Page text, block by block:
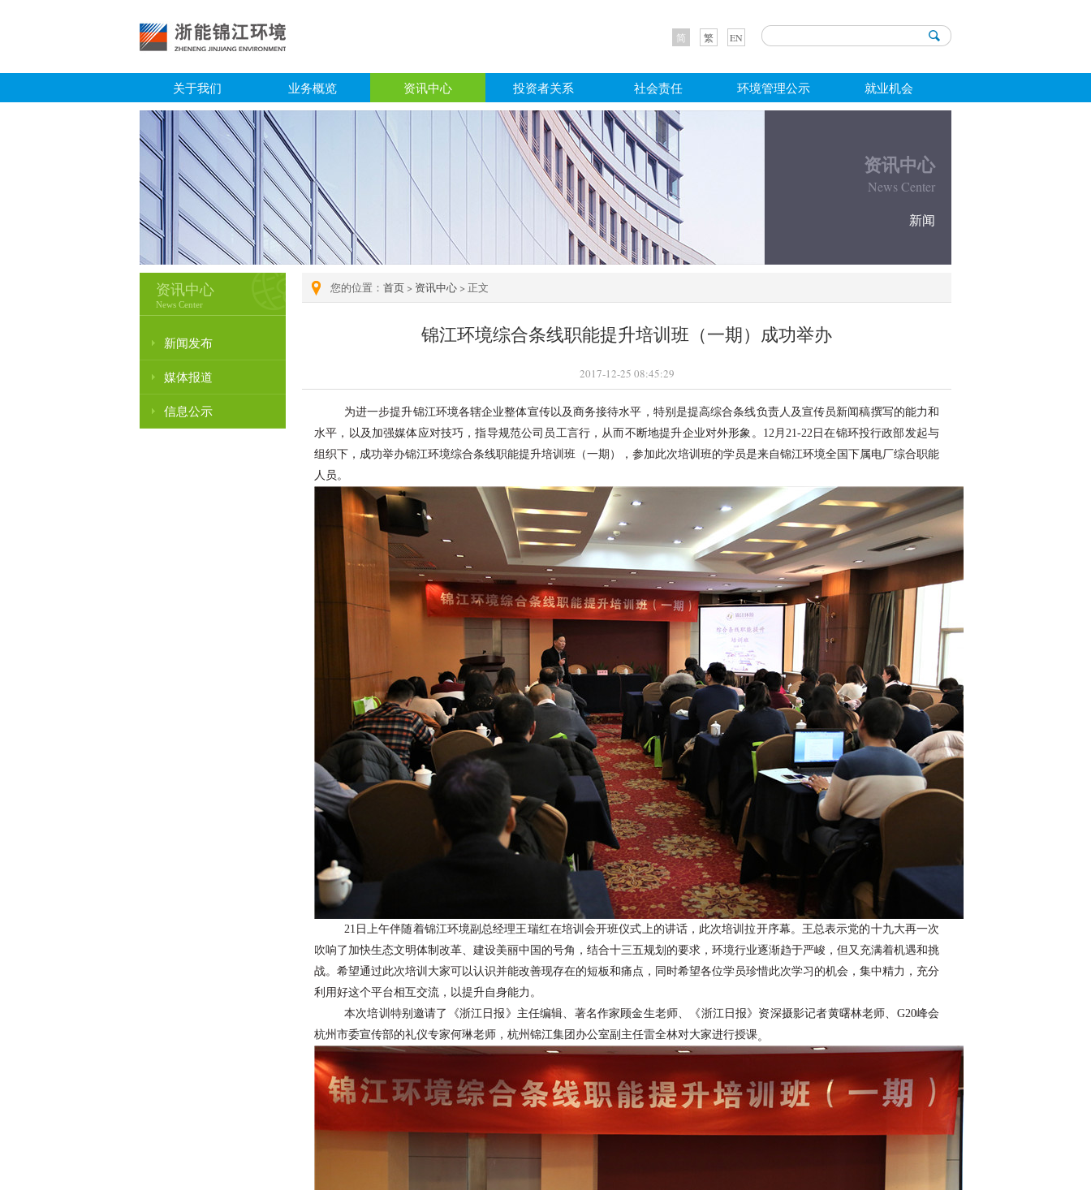
简 繁 EN
关于我们 业务概览 资讯中心 投资者关系 社会责任 环境管理公示 就业机会
资讯中心
News Center
新闻
资讯中心
News Center
新闻发布
媒体报道
信息公示
您的位置： 首页 > 资讯中心 > 正文
锦江环境综合条线职能提升培训班（一期）成功举办
2017-12-25 08:45:29
为进一步提升锦江环境各辖企业整体宣传以及商务接待水平，特别是提高综合条线负责人及宣传员新闻稿撰写的能力和
水平，以及加强媒体应对技巧，指导规范公司员工言行，从而不断地提升企业对外形象。 12月21-22日在锦环投行政部发起与
组织下，成功举办锦江环境综合条线职能提升培训班（一期），参加此次培训班的学员是来自锦江环境全国下属电厂综合职能
人员。
21日上午伴随着锦江环境副总经理王瑞红在培训会开班仪式上的讲话，此次培训拉开序幕。王总表示党的十九大再一次
吹响了加快生态文明体制改革、建设美丽中国的号角，结合十三五规划的要求，环境行业逐渐趋于严峻，但又充满着机遇和挑
战。希望通过此次培训大家可以认识并能改善现存在的短板和痛点，同时希望各位学员珍惜此次学习的机会，集中精力，充分
利用好这个平台相互交流，以提升自身能力。
本次培训特别邀请了《浙江日报》主任编辑、著名作家顾金生老师、《浙江日报》资深摄影记者黄曙林老师、G20峰会
杭州市委宣传部的礼仪专家何琳老师，杭州锦江集团办公室副主任雷全林对大家进行授课。